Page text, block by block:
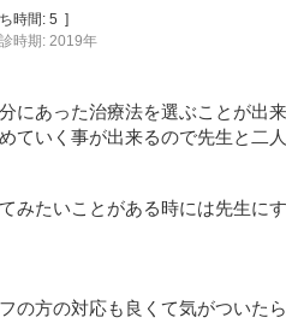
時間: 5 ]
時期: 2019年
にあった治療法を選ぶことが出来
ていく事が出来るので先生と二
みたいことがある時には先生に
の方の対応も良くて気がついた